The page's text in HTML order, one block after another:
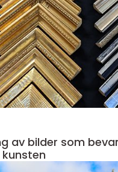
av bilder som